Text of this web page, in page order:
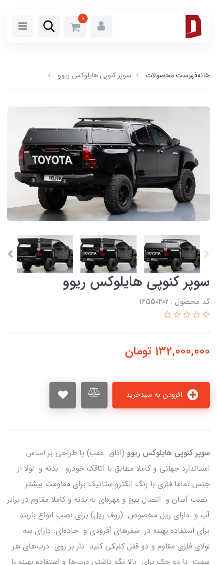
0
خانهفهرست محصولات سوپر کنوپی هایلوکس ریوو
سوپر کنوپی هایلوکس ریوو
کد محصول : 16550402
132,000,000 تومان
سوپر کنوپی هایلوکس ریوو (اتاق عقب) با طراحی بر اساس
استاندارد جهانی و کاملا مطابق با اتاقک خودرو. بدنه و لولا از
جنس تماما فلزی با رنگ الکترواستاتیک برای مقاومت بیشتر.
نصب آسان و اتصال پیچ و مهره‌ای به بدنه و کاملا مقاوم در برابر
آب و دارای ریل مخصوص (روف ریل) برای نصب انواع باربند
برای استفاده بهینه در سفرهای آفرودی و جاده‌ای. دارای سه
لولای فلزی مقاوم و دو قفل کلیکی کلید دار بر روی درب‌های هر
سمت. با دو جک برای بالا نگه داشتن درب‌ها و استفاده بهینه با